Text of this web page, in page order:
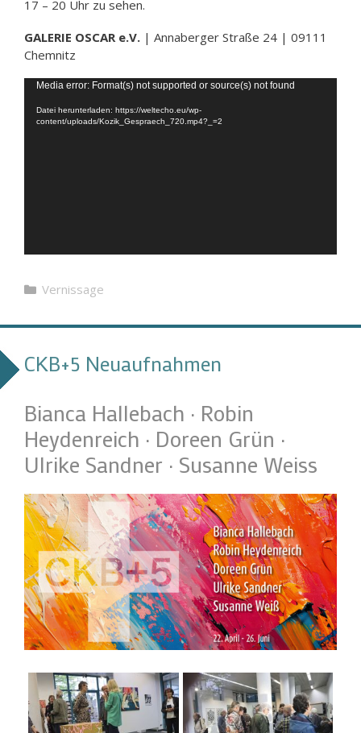
17 – 20 Uhr zu sehen.
GALERIE OSCAR e.V. | Annaberger Straße 24 | 09111
Chemnitz
Video-
Player
Media error: Format(s) not supported or source(s) not found
Datei herunterladen: https://weltecho.eu/wp-
content/uploads/Kozik_Gespraech_720.mp4?_=2
Kategorien
Vernissage
CKB+5 Neuaufnahmen
Bianca Hallebach · Robin
Heydenreich · Doreen Grün ·
Ulrike Sandner · Susanne Weiss